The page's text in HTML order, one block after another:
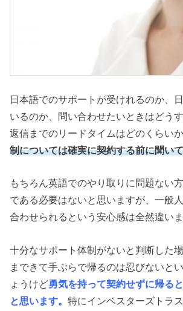
日本語でのサポートが受けれるのか、
いるのか、問い合わせたいときはどう
返信までのリードタイムはどのくらい
制については確実に契約する前に聞い
もちろん英語でのやり取りに問題ない
である必要はないと思いますが、一般
合わせられるという安心感は全然違いま
十分なサポート体制がないと判断した
まできて手ぶらで帰るのは忍びないと
ょうけど勇気を持って契約せずに帰る
と思います。特にインベスターズトラ